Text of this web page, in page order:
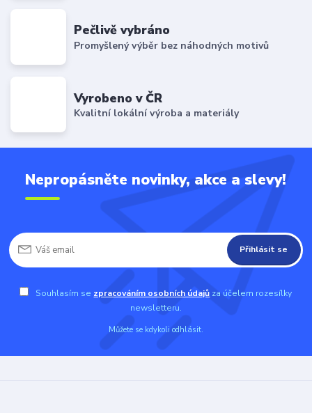
Pečlivě vybráno
Promyšlený výběr bez náhodných motivů
Vyrobeno v ČR
Kvalitní lokální výroba a materiály
Nepropásněte novinky, akce a slevy!
Přihlásit se
Souhlasím se zpracováním osobních údajů za účelem rozesílky
newsletteru.
Můžete se kdykoli odhlásit.